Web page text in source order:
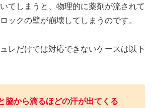
てしまうと、物理的に薬剤が流されて
ックの壁が崩壊してしまうのです。
レだけでは対応できないケースは以下
脇から滴るほどの汗が出てくる